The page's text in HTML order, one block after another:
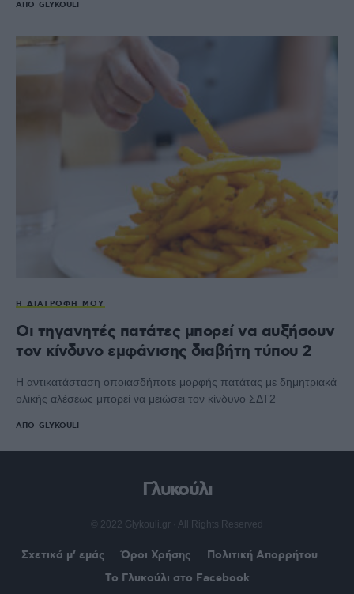
ΑΠΌ GLYKOULI
Η ΔΙΑΤΡΟΦΉ ΜΟΥ
Οι τηγανητές πατάτες μπορεί να αυξήσουν
τον κίνδυνο εμφάνισης διαβήτη τύπου 2
Η αντικατάσταση οποιασδήποτε μορφής πατάτας με δημητριακά
ολικής αλέσεως μπορεί να μειώσει τον κίνδυνο ΣΔΤ2
ΑΠΌ GLYKOULI
Γλυκούλι
© 2022 Glykouli.gr · All Rights Reserved
Σχετικά μ’ εμάς Όροι Χρήσης
Πολιτική Απορρήτου
Το Γλυκούλι στο Facebook